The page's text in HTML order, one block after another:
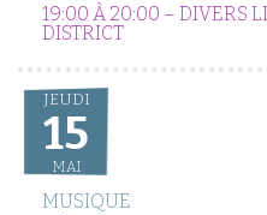
19:00 À 20:00 – DIVERS
DISTRICT
JEUDI
15
MAI
MUSIQUE